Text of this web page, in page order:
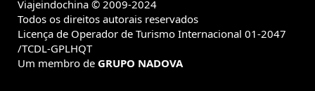
Viajeindochina © 2009-2024
Todos os direitos autorais reservados
Licença de Operador de Turismo Internacional 01-2047
/TCDL-GPLHQT
Um membro de GRUPO NADOVA